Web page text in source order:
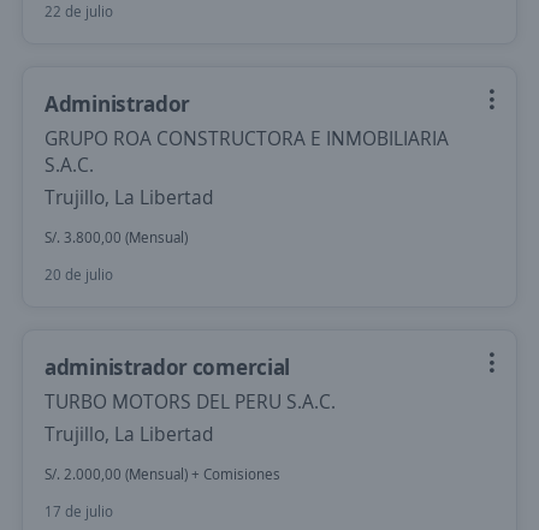
22 de julio
Administrador
GRUPO ROA CONSTRUCTORA E INMOBILIARIA
S.A.C.
Trujillo, La Libertad
S/. 3.800,00 (Mensual)
20 de julio
administrador comercial
TURBO MOTORS DEL PERU S.A.C.
Trujillo, La Libertad
S/. 2.000,00 (Mensual) + Comisiones
17 de julio